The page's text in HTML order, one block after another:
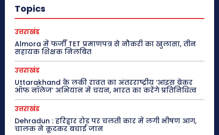
Topics
उत्तराखंड
Almora में फर्जी TET प्रमाणपत्र से नौकरी का खुलासा, तीन
सहायक शिक्षक निलंबित
उत्तराखंड
Uttarakhand के लकी रावत का अंतरराष्ट्रीय ‘आइस ब्रेकर
ऑफ नॉलेज’ अभियान में चयन, भारत का करेंगे प्रतिनिधित्व
उत्तराखंड
Dehradun : हरिद्वार रोड पर चलती कार में लगी भीषण आग,
चालक ने कूदकर बचाई जान